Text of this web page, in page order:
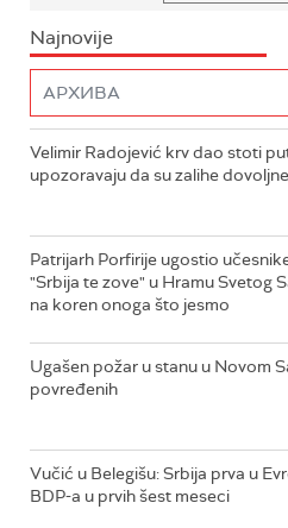
Najnovije
Velimir Radojević krv dao stoti
upozoravaju da su zalihe
Patrijarh Porfirije ugostio
"Srbija te zove" u Hramu Svetog
na koren onoga što jesmo
Ugašen požar u stanu u Novom
povređenih
Vučić u Belegišu: Srbija prva u
BDP-a u prvih šest meseci